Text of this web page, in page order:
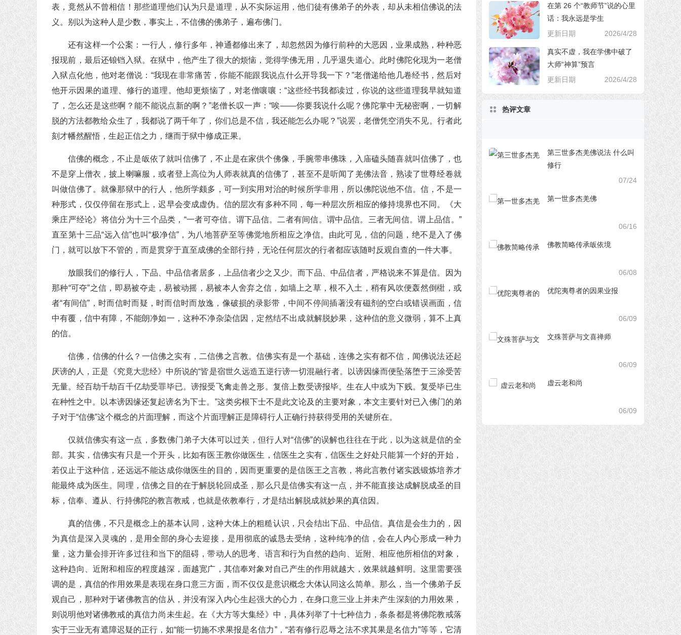
表，竟然从不曾相信！那些道理他们认为只是道理，从不实际运用，他们徒有佛弟子的外表，却从未相信佛说的法
义。别以为这种人是少数，事实上，不信佛的佛弟子，遍布佛门。
还有这样一个公案：一行人，修行多年，神通都修出来了，却忽然因为修行前种的大恶因，业果成熟，种种恶
报现前，最后还锒铛入狱。在狱中，他产生了很大的烦恼，觉得学佛无用，几乎退失道心。此时佛陀化现为一老僧
入狱点化他，他对老僧说：“我现在非常痛苦，你能不能跟我说点什么开导我一下？”老僧递给他几卷经书，然后对
他开示因果的道理、修行的道理。他却更烦恼了，对老僧嚷嚷：“这些经书我都读过，你说的这些道理我早就知道
了，怎么还是这些啊？能不能说点新的啊？”老僧长叹一声：“唉——你要我说什么呢？佛陀掌中无秘密啊，一切解
脱的方法都教给众生了，我都说了两千年了，你们总是不信，我还能怎么办呢？”说罢，老僧凭空消失不见。行者此
刻才幡然醒悟，生起正信之力，继而于狱中修成正果。
信佛的概念，不止是皈依了就叫信佛了，不止是在家供个佛像，手腕带串佛珠，入庙磕头随喜就叫信佛了，也
不是穿上僧衣，披上喇嘛服，或者登上高位为人师表就真的信佛了，甚至不是听闻了羌佛法音，熟读了世尊经卷就
叫做信佛了。就像那狱中的行人，他所学颇多，可一到实用对治的时候所学非用，所以佛陀说他不信。信，不是一
种形式，仅仅停留在形式上，迟早会变成虚伪。信的层次有多种不同，每一种层次所相应的修持境界也不同。《大
乘庄严经论》将信分为十三个品类，“一者可夺信。谓下品信。二者有间信。谓中品信。三者无间信。谓上品信。”
直至第十三品“远入信”也叫“极净信”，为八地菩萨至等佛觉地所相应之净信。由此可见，信的问题，绝不是入了佛
门，就可以放下不管的，而是贯穿于直至成佛的全部行持，无论任何层次的行者都应该随时反观自查的一件大事。
放眼我们的修行人，下品、中品信者居多，上品信者少之又少。而下品、中品信者，严格说来不算是信。因为
那种“可夺”之信，即易被夺走，易被动摇，易被本人舍弃之信，如墙上之草，根不入土，稍有风吹便轰然倒梉，或
者“有间信”，时而信时而疑，时而信时而放逸，像破损的录影带，中间不停间插著没有磁剂的空白或错误画面，信
中有覆，信中有障，不能朗净如一，这种不净杂染信因，定然结不出成就解脱妙果，这种信的意义微弱，算不上真
的信。
信佛，信佛的什么？一信佛之实有，二信佛之言教。信佛实有是一个基础，连佛之实有都不信，闻佛说法还起
厌谤的人，正是《究竟大悲经》中所说的“皆是宿世久远造五逆行谤一切混融行者。以谤因缘而便坠落堕于三涂受苦
无量。经百劫千劫百千亿劫受罪毕已。谤报受飞禽走兽之形。复倍上数受谤报毕。生在人中或为下贱。复受毕已生
在种性之中。以本谤因缘还复起谤名为下士。”这类劣根下士不是此文论及的主要对象，本文主要针对已入佛门的弟
子对于“信佛”这个概念的片面理解，而这个片面理解正是障碍行人正确行持获得受用的关键所在。
仅就信佛实有这一点，多数佛门弟子大体可以过关，但行人对“信佛”的误解也往往在于此，以为这就是信的全
部。其实，信佛实有只是一个开头，比如有医王教你做医生，信医生之实有，信医生之好处只能算一个好的开始，
若仅止于这种信，还远远不能达成你做医生的目的，因而更重要的是信医王之言教，将此言教付诸实践锻炼培养才
能最终成为医生。同理，信佛之目的在于解脱轮回成圣，那么只是信佛实有这一点，并不能直接达成解脱成圣的目
标，信奉、遵从、行持佛陀的教言教戒，也就是依教奉行，才是结出解脱成就妙果的真信因。
真的信佛，不只是概念上的基本认同，这种大体上的粗糙认识，只会结出下品、中品信。真信是会生力的，因
为真信是深入灵魂的，是用全部的身心去迎接，是用彻底的诚恳去受纳，这种纯净的信，会在人内心形成一种力
量，这力量会排开许多过往和当下的阻碍，带动人的思考、语言和行为自然的趋向、近附、相应他所相信的对象，
这种趋向、近附和相应的程度越深，面越宽广，其信奉对象对自己产生的作用就越大，效果就越鲜明。这里需要强
调的是，真信的作用效果是表现在身口意三方面，而不仅仅是意识概念大体认同这么简单。那么，当一个佛弟子反
观自己，那种对于诸佛教言的信从，并没有深入内心生起强大的心力，在身口意三业上并未产生深刻的力用效果，
则说明他对诸佛教戒的真信力尚未生起。在《大方等大集经》中，具体列举了十七种信力，条条都是将佛陀教戒落
实于三业无有遮障迟疑的正行，如“能一切施不求果报是名信力”，“若有修行忍辱之法不求其果是名信力”等等，它清
在第 26 个“教师节”说的心里
话：我永远是学生
更新日期
2026/4/28
真实不虚，我在学佛中破了
大师“神算”预言
更新日期
2026/4/28
热评文章
第三世多杰羌佛说法 什么叫
修行
07/24
第一世多杰羌佛
06/16
佛教简略传承皈依境
06/08
优陀夷尊者的因果业报
06/09
文殊菩萨与文喜禅师
06/09
虚云老和尚
06/09